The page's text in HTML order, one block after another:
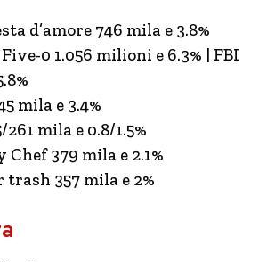
d’amore 746 mila e 3.8%
0 1.056 milioni e 6.3% | FBI
mila e 3.4%
mila e 0.8/1.5%
379 mila e 2.1%
trash 357 mila e 2%